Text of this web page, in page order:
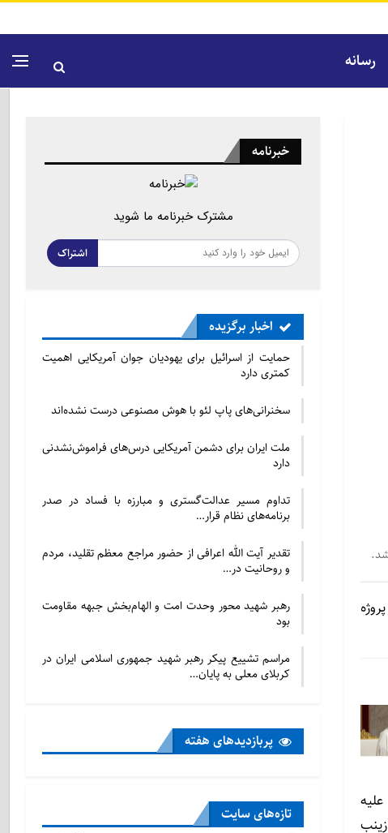
رسانه
خبرنامه
مشترک خبرنامه ما شوید
اشتراک
اخبار برگزیده
حمایت از اسرائیل برای یهودیان جوان آمریکایی اهمیت
کمتری دارد
سخنرانی‌های پاپ لئو با هوش مصنوعی درست نشده‌اند
ملت ایران برای دشمن آمریکایی درس‌های فراموش‌نشدنی
دارد
تداوم مسیر عدالت‌گستری و مبارزه با فساد در صدر
برنامه‌های نظام قرار…
تقدیر آیت الله اعرافی از حضور مراجع معظم تقلید، مردم
و روحانیت در…
رهبر شهید محور وحدت امت و الهام‌بخش جبهه مقاومت
بود
مراسم تشییع پیکر رهبر شهید جمهوری اسلامی ایران در
کربلای معلی به پایان…
پربازدید‌های هفته
تازه‌‌های سایت